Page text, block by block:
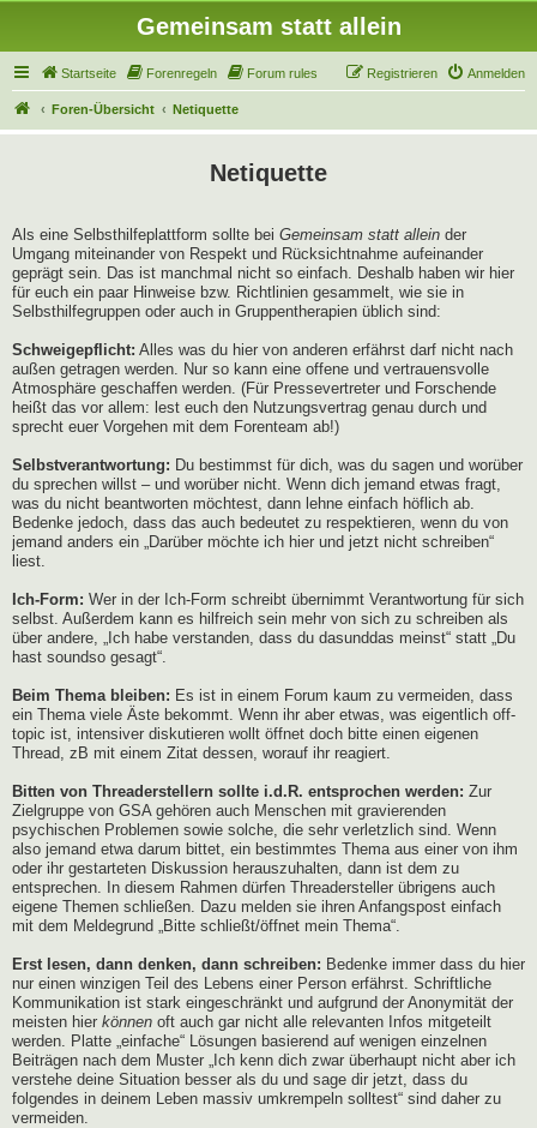
Gemeinsam statt allein
Startseite Forenregeln Forum rules Anmelden
Registrieren
Foren-Übersicht Netiquette
Netiquette
Als eine Selbsthilfeplattform sollte bei Gemeinsam statt allein der
Umgang miteinander von Respekt und Rücksichtnahme aufeinander
geprägt sein. Das ist manchmal nicht so einfach. Deshalb haben wir hier
für euch ein paar Hinweise bzw. Richtlinien gesammelt, wie sie in
Selbsthilfegruppen oder auch in Gruppentherapien üblich sind:
Schweigepflicht: Alles was du hier von anderen erfährst darf nicht nach
außen getragen werden. Nur so kann eine offene und vertrauensvolle
Atmosphäre geschaffen werden. (Für Pressevertreter und Forschende
heißt das vor allem: lest euch den Nutzungsvertrag genau durch und
sprecht euer Vorgehen mit dem Forenteam ab!)
Selbstverantwortung: Du bestimmst für dich, was du sagen und worüber
du sprechen willst – und worüber nicht. Wenn dich jemand etwas fragt,
was du nicht beantworten möchtest, dann lehne einfach höflich ab.
Bedenke jedoch, dass das auch bedeutet zu respektieren, wenn du von
jemand anders ein „Darüber möchte ich hier und jetzt nicht schreiben“
liest.
Ich-Form: Wer in der Ich-Form schreibt übernimmt Verantwortung für sich
selbst. Außerdem kann es hilfreich sein mehr von sich zu schreiben als
über andere, „Ich habe verstanden, dass du dasunddas meinst“ statt „Du
hast soundso gesagt“.
Beim Thema bleiben: Es ist in einem Forum kaum zu vermeiden, dass
ein Thema viele Äste bekommt. Wenn ihr aber etwas, was eigentlich off-
topic ist, intensiver diskutieren wollt öffnet doch bitte einen eigenen
Thread, zB mit einem Zitat dessen, worauf ihr reagiert.
Bitten von Threaderstellern sollte i.d.R. entsprochen werden: Zur
Zielgruppe von GSA gehören auch Menschen mit gravierenden
psychischen Problemen sowie solche, die sehr verletzlich sind. Wenn
also jemand etwa darum bittet, ein bestimmtes Thema aus einer von ihm
oder ihr gestarteten Diskussion herauszuhalten, dann ist dem zu
entsprechen. In diesem Rahmen dürfen Threadersteller übrigens auch
eigene Themen schließen. Dazu melden sie ihren Anfangspost einfach
mit dem Meldegrund „Bitte schließt/öffnet mein Thema“.
Erst lesen, dann denken, dann schreiben: Bedenke immer dass du hier
nur einen winzigen Teil des Lebens einer Person erfährst. Schriftliche
Kommunikation ist stark eingeschränkt und aufgrund der Anonymität der
meisten hier können oft auch gar nicht alle relevanten Infos mitgeteilt
werden. Platte „einfache“ Lösungen basierend auf wenigen einzelnen
Beiträgen nach dem Muster „Ich kenn dich zwar überhaupt nicht aber ich
verstehe deine Situation besser als du und sage dir jetzt, dass du
folgendes in deinem Leben massiv umkrempeln solltest“ sind daher zu
vermeiden.